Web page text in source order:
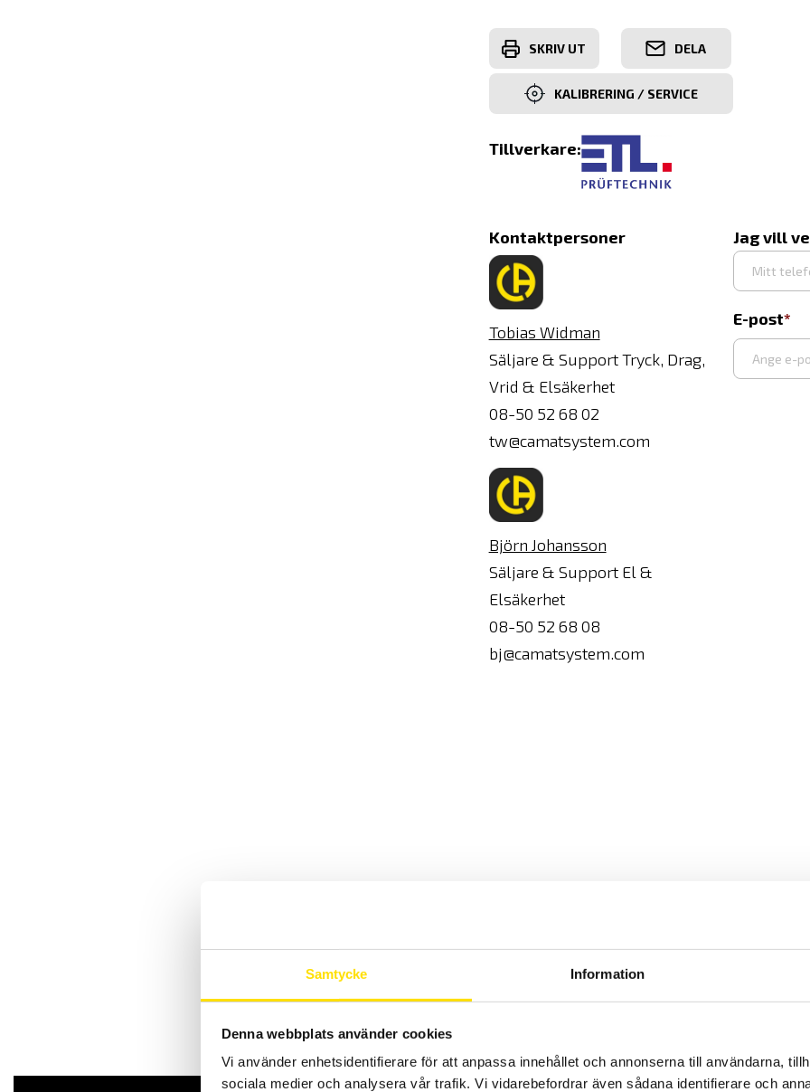
Samtycke Information
Denna webbplats använder cookies
Vi använder enhetsidentifierare för att anpassa innehållet och annonserna till användarna,
sociala medier och analysera vår trafik. Vi vidarebefordrar även sådana identifierare och
SKRIV UT DELA
KALIBRERING / SERVICE
Tillverkare:
Kontaktpersoner
Tobias Widman
Säljare & Support Tryck, Drag,
Vrid & Elsäkerhet
08-50 52 68 02
tw@camatsystem.com
Björn Johansson
Säljare & Support El &
Elsäkerhet
08-50 52 68 08
bj@camatsystem.com
Jag vill
E-post
ATS400 UHP-5025 ATS400